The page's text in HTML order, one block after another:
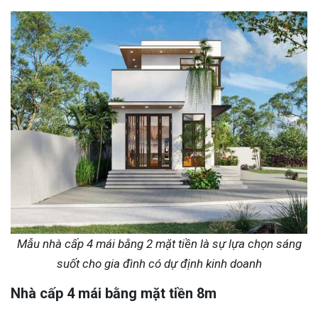
Mẫu nhà cấp 4 mái bằng 2 mặt tiền là sự lựa chọn sáng
suốt cho gia đình có dự định kinh doanh
Nhà cấp 4 mái bằng mặt tiền 8m